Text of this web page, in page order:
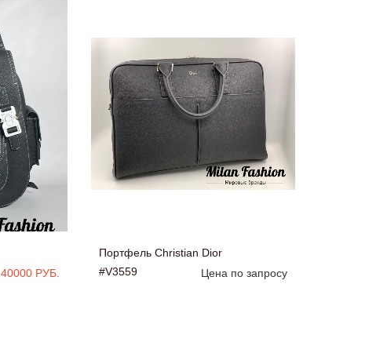
40000 РУБ.
Портфель Christian Dior
#V3559
Цена по запросу